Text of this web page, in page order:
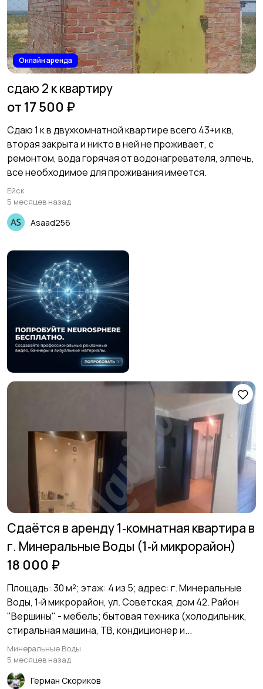
Коммерческая
недвижимость3
Прочие строения2
Онлайн аренда
сдаю 2 к квартиру
от 17 500 ₽
Сдаю 1 к в двухкомнатной квартире всего 43+и кв,
вторая закрыта и никто в ней не проживает, с
ремонтом, вода горячая от водонагревателя, элпечь,
все необходимое для проживания имеется.
Ейск
5 месяцев назад
Asaad256
Сдаётся в аренду 1‑комнатная квартира в
г. Минеральные Воды (1‑й микрорайон)
18 000 ₽
Площадь: 30 м²; этаж: 4 из 5; адрес: г. Минеральные
Воды, 1‑й микрорайон, ул. Советская, дом 42. Район
"Вершины" - мебель; бытовая техника (холодильник,
стиральная машина, ТВ, кондиционер и...
Минеральные Воды
5 месяцев назад
Герман Скориков